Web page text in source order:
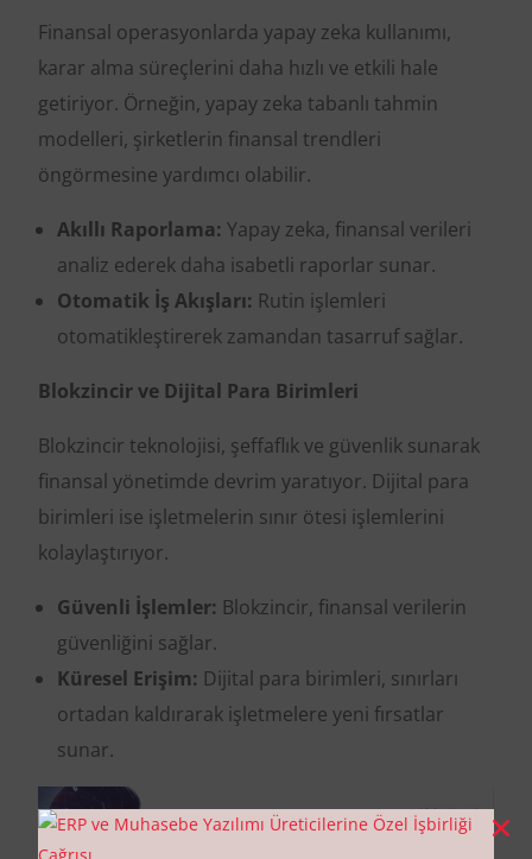
Finansal operasyonlarda yapay zeka kullanımı,
karar alma süreçlerini daha hızlı ve etkili hale
getiriyor. Örneğin, yapay zeka tabanlı tahmin
modelleri, şirketlerin finansal trendleri
öngörmesine yardımcı olabilir.
Akıllı Raporlama: Yapay zeka, finansal verileri
analiz ederek daha isabetli raporlar sunar.
Otomatik İş Akışları: Rutin işlemleri
otomatikleştirerek zamandan tasarruf sağlar.
Blokzincir ve Dijital Para Birimleri
Blokzincir teknolojisi, şeffaflık ve güvenlik sunarak
finansal yönetimde devrim yaratıyor. Dijital para
birimleri ise işletmelerin sınır ötesi işlemlerini
kolaylaştırıyor.
Güvenli İşlemler: Blokzincir, finansal verilerin
güvenliğini sağlar.
Küresel Erişim: Dijital para birimleri, sınırları
ortadan kaldırarak işletmelere yeni fırsatlar
sunar.